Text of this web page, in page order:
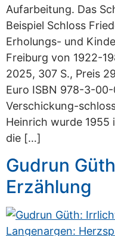
Aufarbeitung. Das
Beispiel Schloss
Erholungs- und
Freiburg von 1922-
2025, 307 S., Preis
Euro ISBN 978-3-
Verschickung-
Heinrich wurde 1955
die […]
Gudrun
Erzählung